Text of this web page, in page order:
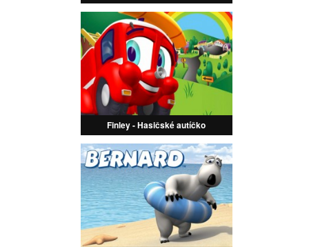
Finley - Hasičské autíčko